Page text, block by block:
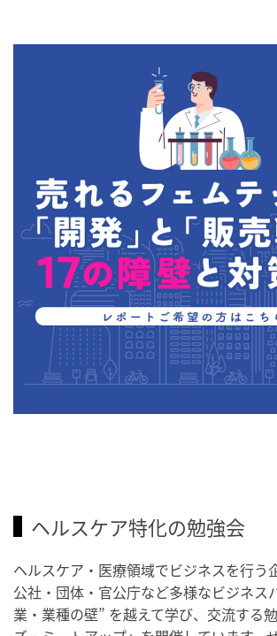
ヘルスケア特化の勉強会
ヘルスケア・医療領域でビジネスを行う
公社・団体・官公庁など多様なビジネス
業・業種の壁” を越えて学び、交流する